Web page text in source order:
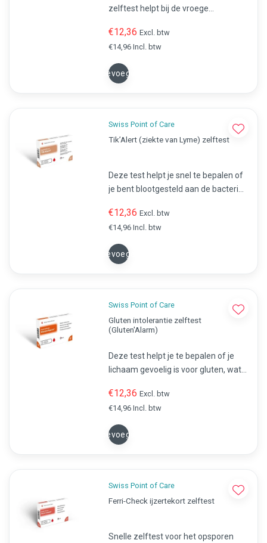
zelftest helpt bij de vroege
leverproblemen. Thuis en volledig
anoniem te gebruiken.
€12,36 Excl. btw
€14,96 Incl. btw
Toevoegen
Swiss Point of Care
Tik’Alert (ziekte van Lyme) zelftest
Deze test helpt je snel te bepalen of
je bent blootgesteld aan de bacterie
tekenbeet.
€12,36 Excl. btw
€14,96 Incl. btw
Toevoegen
Swiss Point of Care
Gluten intolerantie zelftest
(Gluten'Alarm)
Deze test helpt je te bepalen of je
lichaam gevoelig is voor gluten, wat
glutenintolerantie.
€12,36 Excl. btw
€14,96 Incl. btw
Toevoegen
Swiss Point of Care
Ferri-Check ijzertekort zelftest
Snelle zelftest voor het opsporen